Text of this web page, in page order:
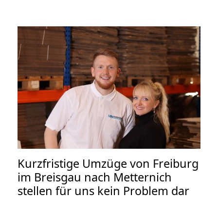
Kurzfristige Umzüge von Freiburg
im Breisgau nach Metternich
stellen für uns kein Problem dar